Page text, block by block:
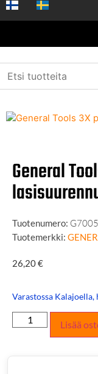
Etusivu Koneet ja
General
Tuotenumero:
Tuotemerkki:
26,20€
Varastossa
Lisää